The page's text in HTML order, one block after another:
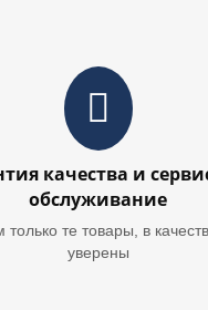
качества и
обслуживание
те товары, в
уверены